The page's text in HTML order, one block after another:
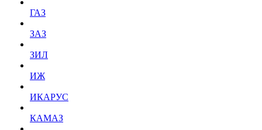
ГАЗ
ЗАЗ
ЗИЛ
ИЖ
ИКАРУС
КАМАЗ